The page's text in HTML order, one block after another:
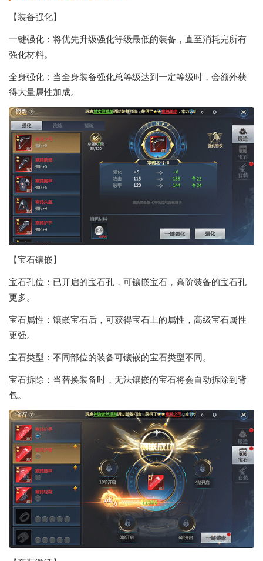
【装备强化】
一键强化：将优先升级强化等级最低的装备，直至消耗完所有
强化材料。
全身强化：当全身装备强化总等级达到一定等级时，会额外获
得大量属性加成。
【宝石镶嵌】
宝石孔位：已开启的宝石孔，可镶嵌宝石，高阶装备的宝石孔
更多。
宝石属性：镶嵌宝石后，可获得宝石上的属性，高级宝石属性
更强。
宝石类型：不同部位的装备可镶嵌的宝石类型不同。
宝石拆除：当替换装备时，无法镶嵌的宝石将会自动拆除到背
包。